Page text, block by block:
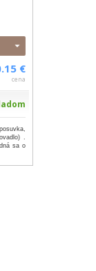
€
cena
.
sa o